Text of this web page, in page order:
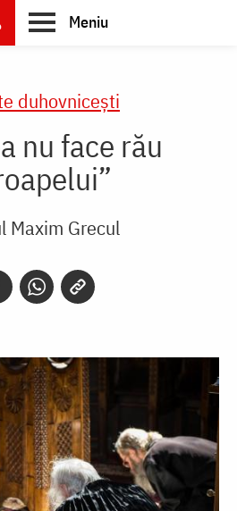
Meniu
duhovnicești
nu face rău
Maxim Grecul